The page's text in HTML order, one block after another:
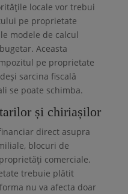
locale vor trebui
pe proprietate
modele de calcul
Aceasta
pe proprietate
sarcina fiscală
se poate schimba.
și chiriașilor
direct asupra
blocuri de
comerciale.
trebuie plătit
nu va afecta doar